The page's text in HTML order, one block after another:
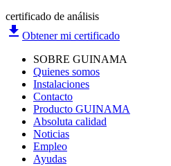
certificado de análisis
file_download Obtener mi certificado
SOBRE GUINAMA
Quienes somos
Instalaciones
Contacto
Producto GUINAMA
Absoluta calidad
Noticias
Empleo
Ayudas